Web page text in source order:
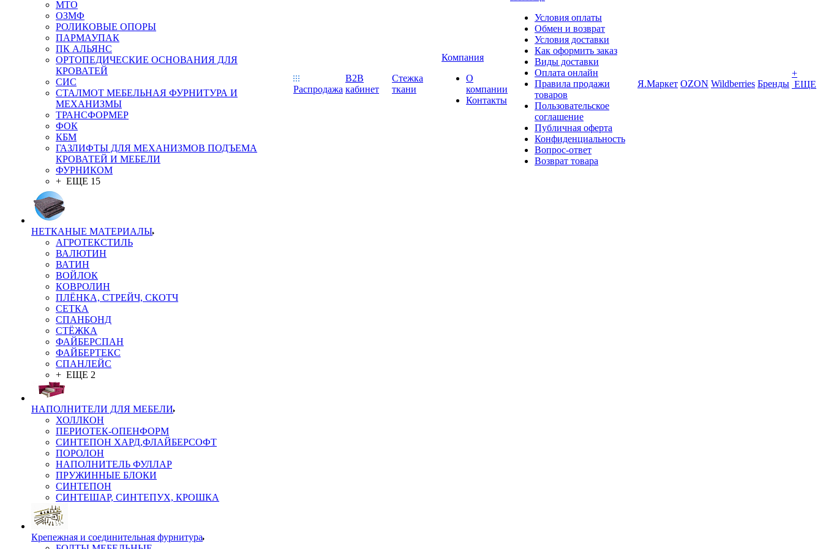
MTO
ОЗМФ
РОЛИКОВЫЕ ОПОРЫ
ПАРМАУПАК
ПК АЛЬЯНС
ОРТОПЕДИЧЕСКИЕ ОСНОВАНИЯ ДЛЯ
КРОВАТЕЙ
СИС
СТАЛМОТ МЕБЕЛЬНАЯ ФУРНИТУРА И
МЕХАНИЗМЫ
ТРАНСФОРМЕР
ФОК
КБМ
ГАЗЛИФТЫ ДЛЯ МЕХАНИЗМОВ ПОДЪЕМА
КРОВАТЕЙ И МЕБЕЛИ
ФУРНИКОМ
+ ЕЩЕ 15
НЕТКАНЫЕ МАТЕРИАЛЫ
АГРОТЕКСТИЛЬ
ВАЛЮТИН
ВАТИН
ВОЙЛОК
КОВРОЛИН
ПЛЁНКА, СТРЕЙЧ, СКОТЧ
СЕТКА
СПАНБОНД
СТЁЖКА
ФАЙБЕРСПАН
ФАЙБЕРТЕКС
СПАНЛЕЙС
+ ЕЩЕ 2
НАПОЛНИТЕЛИ ДЛЯ МЕБЕЛИ
ХОЛЛКОН
ПЕРИОТЕК-ОПЕНФОРМ
СИНТЕПОН ХАРД,ФЛАЙБЕРСОФТ
ПОРОЛОН
НАПОЛНИТЕЛЬ ФУЛЛАР
ПРУЖИННЫЕ БЛОКИ
СИНТЕПОН
СИНТЕШАР, СИНТЕПУХ, КРОШКА
Крепежная и соединительная фурнитура
Распродажа
B2B
кабинет
Стежка
ткани
Компания
О
компании
Контакты
Условия оплаты
Обмен и возврат
Условия доставки
Как оформить заказ
Виды доставки
Оплата онлайн
Правила продажи
товаров
Пользовательское
соглашение
Публичная оферта
Конфиденциальность
Вопрос-ответ
Возврат товара
Я.Маркет OZON Wildberries Бренды
+
ЕЩЕ